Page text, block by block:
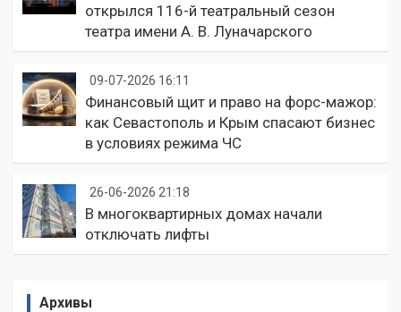
открылся 116-й театральный сезон
театра имени А. В. Луначарского
09-07-2026 16:11
Финансовый щит и право на форс-мажор:
как Севастополь и Крым спасают бизнес
в условиях режима ЧС
26-06-2026 21:18
В многоквартирных домах начали
отключать лифты
Архивы